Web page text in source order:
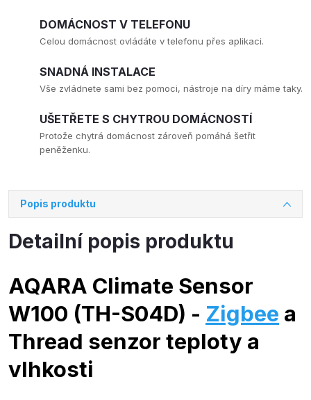
DOMÁCNOST V TELEFONU
Celou domácnost ovládáte v telefonu přes aplikaci.
SNADNÁ INSTALACE
Vše zvládnete sami bez pomoci, nástroje na díry máme taky.
UŠETŘETE S CHYTROU DOMÁCNOSTÍ
Protože chytrá domácnost zároveň pomáhá šetřit
peněženku.
Popis produktu
Detailní popis produktu
AQARA Climate Sensor
W100 (TH-S04D) - Zigbee a
Thread senzor teploty a
vlhkosti